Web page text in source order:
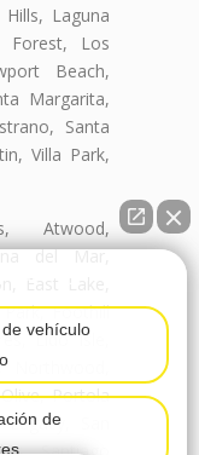
Laguna
Forest, Los
Beach,
Margarita,
Santa
Villa Park,
Atwood,
del Mar,
East Lake,
Foothill
Lido Isle,
Portola
San
vehículo
de